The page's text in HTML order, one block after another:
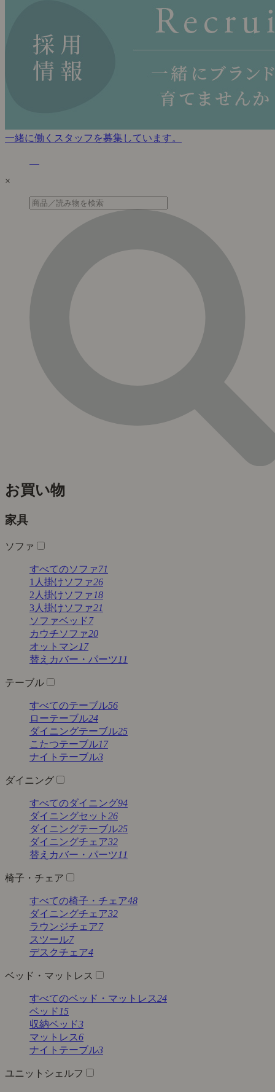
一緒に働くスタッフを募集しています。
×
お買い物
家具
ソファ
すべてのソファ71
1人掛けソファ26
2人掛けソファ 18
3人掛けソファ21
ソファベッド7
カウチソファ20
オットマン17
替えカバー・パーツ 11
テーブル
すべてのテーブル56
ローテーブル24
ダイニングテーブル25
こたつテーブル17
ナイトテーブル3
ダイニング
すべてのダイニング94
ダイニングセット 26
ダイニングテーブル25
ダイニングチェア32
替えカバー・パーツ 11
椅子・チェア
すべての椅子・チェア48
ダイニングチェア32
ラウンジチェア7
スツール7
デスクチェア4
ベッド・マットレス
すべてのベッド・マットレス24
ベッド 15
収納ベッド3
マットレス6
ナイトテーブル3
ユニットシェルフ